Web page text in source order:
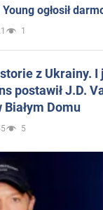
ogłosił
1
z Ukrainy.
postawił J.D.
Domu
5